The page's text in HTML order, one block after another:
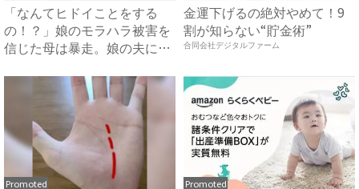
「なんてヒドイことをする
の！？」娘のモラハラ被害を
信じた母は暴走。娘の夫に電
金運下げるの絶対やめて！9
割が知らない“貯金術”
合同会社デジタルファーム
Promoted Promoted